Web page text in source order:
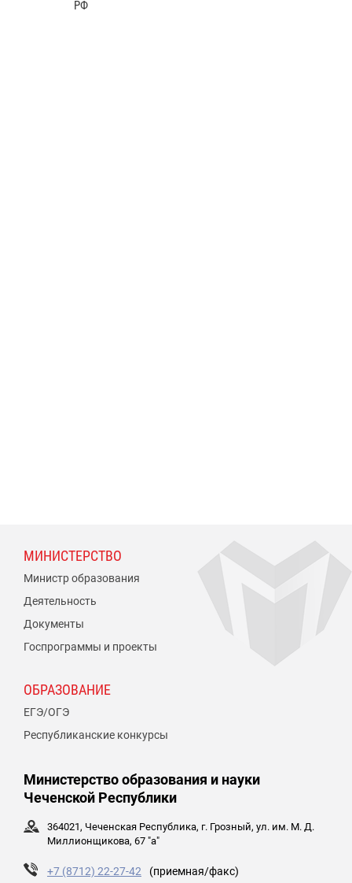
РФ
МИНИСТЕРСТВО
Министр образования
Деятельность
Документы
Госпрограммы и проекты
ОБРАЗОВАНИЕ
ЕГЭ/ОГЭ
Республиканские конкурсы
Министерство образования и науки
Чеченской Республики
364021, Чеченская Республика, г. Грозный, ул. им. М. Д.
Миллионщикова, 67 "а"
+7 (8712) 22-27-42 (приемная/факс)